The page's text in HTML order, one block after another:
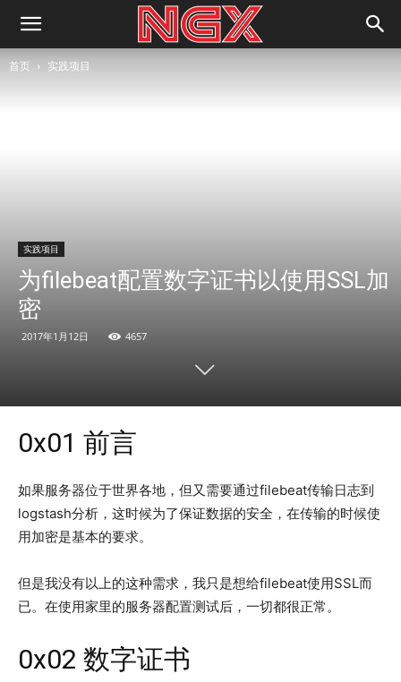
首页 实践项目
实践项目
为filebeat配置数字证书以使用SSL加
密
2017年1月12日 4657
0x01 前言
如果服务器位于世界各地，但又需要通过filebeat传输日志到
logstash分析，这时候为了保证数据的安全，在传输的时候使
用加密是基本的要求。
但是我没有以上的这种需求，我只是想给filebeat使用SSL而
已。在使用家里的服务器配置测试后，一切都很正常。
0x02 数字证书